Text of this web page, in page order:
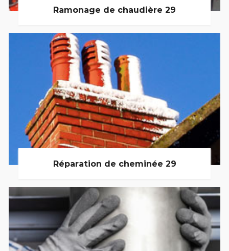
Ramonage de chaudière 29
Réparation de cheminée 29